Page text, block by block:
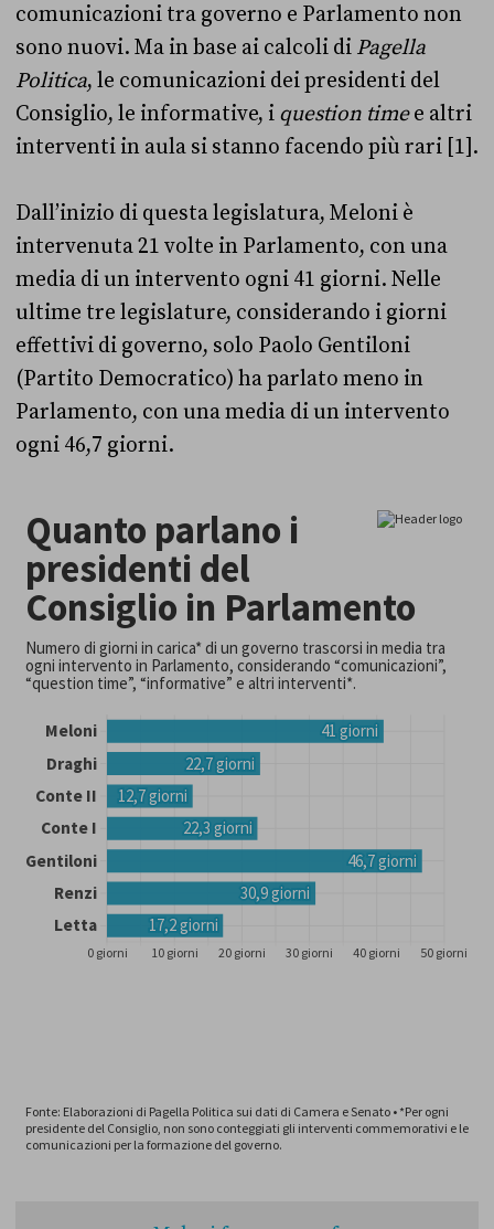
comunicazioni tra governo e Parlamento non
sono nuovi. Ma in base ai calcoli di Pagella
Politica, le comunicazioni dei presidenti del
Consiglio, le informative, i question timee altri
interventi in aula si stanno facendo più rari [1].
Dall’inizio di questa legislatura, Meloni è
intervenuta 21 volte in Parlamento, con una
media di un intervento ogni 41 giorni. Nelle
ultime tre legislature, considerando i giorni
effettivi di governo, solo Paolo Gentiloni
(Partito Democratico) ha parlato meno in
Parlamento, con una media di un intervento
ogni 46,7 giorni.